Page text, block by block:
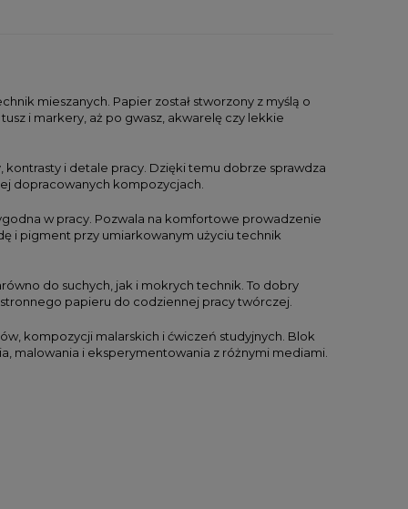
mieszanych. Papier został stworzony z myślą o
i markery, aż po gwasz, akwarelę czy lekkie
i detale pracy. Dzięki temu dobrze sprawdza
dopracowanych kompozycjach.
w pracy. Pozwala na komfortowe prowadzenie
i pigment przy umiarkowanym użyciu technik
do suchych, jak i mokrych technik. To dobry
papieru do codziennej pracy twórczej.
kompozycji malarskich i ćwiczeń studyjnych. Blok
malowania i eksperymentowania z różnymi mediami.